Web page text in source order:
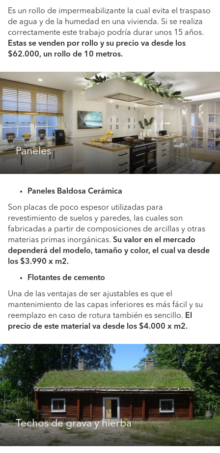
Es un rollo de impermeabilizante la cual evita el traspaso
de agua y de la humedad en una vivienda. Si se realiza
correctamente este trabajo podría durar unos 15 años.
Estas se venden por rollo y su precio va desde los
$62.000, un rollo de 10 metros.
Paneles
Paneles Baldosa Cerámica
Son placas de poco espesor utilizadas para
revestimiento de suelos y paredes, las cuales son
fabricadas a partir de composiciones de arcillas y otras
materias primas inorgánicas. Su valor en el mercado
dependerá del modelo, tamaño y color, el cual va desde
los $3.990 x m2.
Flotantes de cemento
Una de las ventajas de ser ajustables es que el
mantenimiento de las capas inferiores es más fácil y su
reemplazo en caso de rotura también es sencillo. El
precio de este material va desde los $4.000 x m2.
Techos de grava y hierba